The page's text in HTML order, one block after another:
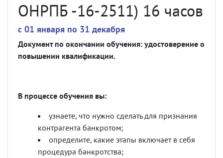
ОНРПБ -16-2511) 16 часов
c 01 января по 31 декабря
Документ по окончании обучения: удостоверение о
повышении квалификации.
В процессе обучения вы:
узнаете, что нужно сделать для признания
контрагента банкротом;
определите, какие этапы включает в себя
процедура банкротства;